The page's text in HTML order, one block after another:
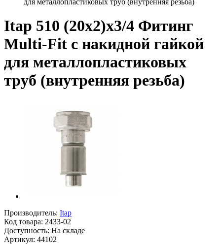
для металлопластиковых труб (внутренняя резьба)
Itap 510 (20x2)x3/4 Фитинг
Multi-Fit с накидной гайкой
для металлопластиковых
труб (внутренняя резьба)
Производитель: Itap
Код товара: 2433-02
Доступность: На складе
Артикул: 44102